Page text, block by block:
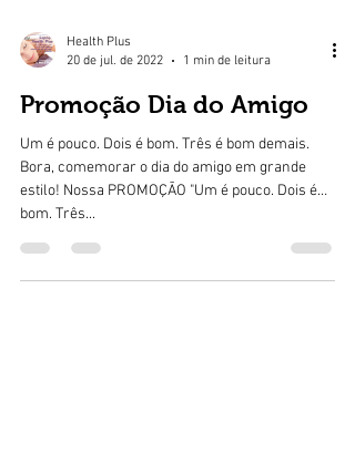
Health Plus
20 de jul. de 2022
1 min de leitura
Promoção Dia do Amigo
Um é pouco. Dois é bom. Três é bom demais.
Bora, comemorar o dia do amigo em grande
estilo! Nossa PROMOÇÃO "Um é pouco. Dois é
bom. Três...